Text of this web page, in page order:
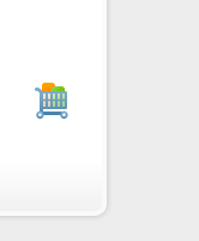
Ajouter au panier